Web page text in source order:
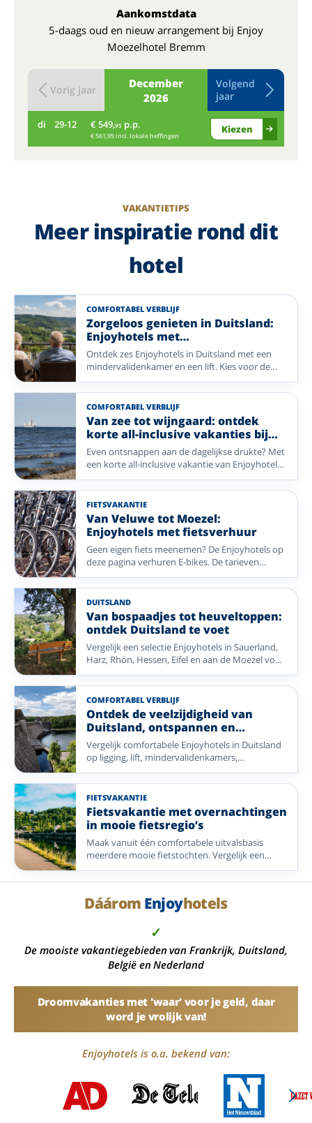
Aankomstdata
5-daags oud en nieuw arrangement bij Enjoy
Moezelhotel Bremm
December
2026
Vorig jaar
Volgend
jaar
di 29-12 € 549,95 p.p.
€ 561,95 incl. lokale heffingen
Kiezen
VAKANTIETIPS
Meer inspiratie rond dit
hotel
COMFORTABEL VERBLIJF
Zorgeloos genieten in Duitsland:
Enjoyhotels met
mindervalidekamers
Ontdek zes Enjoyhotels in Duitsland met een
mindervalidenkamer en een lift. Kies voor de
wijngaarden van de Moezel, de frisse zeelucht
aan de Duitse Waddenkust, de heuvels van het
Sauerland, de gastvrijheid van het Münsterland
of de natuur van de Eifel en geniet zorgeloos van
een ontspannen vakantie.
COMFORTABEL VERBLIJF
Van zee tot wijngaard: ontdek
korte all-inclusive vakanties bij
Enjoyhotels
Even ontsnappen aan de dagelijkse drukte? Met
een korte all-inclusive vakantie van Enjoyhotels
geniet u in een paar dagen van alles wat een
vakantie bijzonder maakt. Van frisse zeelucht op
de Waddeneilanden tot prachtige landschappen
en gezellige plaatsen in Duitsland en België: uw
verblijf is compleet verzorgd, zodat u alleen nog
hoeft te genieten.
FIETSVAKANTIE
Van Veluwe tot Moezel:
Enjoyhotels met fietsverhuur
Geen eigen fiets meenemen? De Enjoyhotels op
deze pagina verhuren E-bikes. De tarieven
verschillen per hotel. Kies een fietsregio in
Nederland of Duitsland, van kust en rivierdal tot
bos en heide.
DUITSLAND
Van bospaadjes tot heuveltoppen:
ontdek Duitsland te voet
Vergelijk een selectie Enjoyhotels in Sauerland,
Harz, Rhön, Hessen, Eifel en aan de Moezel voor
een wandelvakantie door gevarieerde natuur.
COMFORTABEL VERBLIJF
Ontdek de veelzijdigheid van
Duitsland, ontspannen en
ontzorgd met Enjoyhotels
Vergelijk comfortabele Enjoyhotels in Duitsland
op ligging, lift, mindervalidenkamers,
eenpersoonskamers en mogelijkheden voor
ontspanning.
FIETSVAKANTIE
Fietsvakantie met overnachtingen
in mooie fietsregio’s
Maak vanuit één comfortabele uitvalsbasis
meerdere mooie fietstochten. Vergelijk een
selectie Enjoyhotels in Nederland, België en
Duitsland, met vier overnachtingen en
Dáárom Enjoyhotels
✓
De mooiste vakantiegebieden van Frankrijk, Duitsland,
België en Nederland
Droomvakanties met 'waar' voor je geld, daar
word je vrolijk van!
Enjoyhotels is o.a. bekend van: